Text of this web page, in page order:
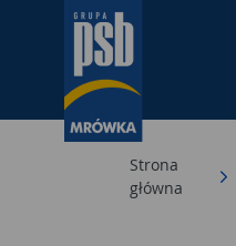
Strona
główna